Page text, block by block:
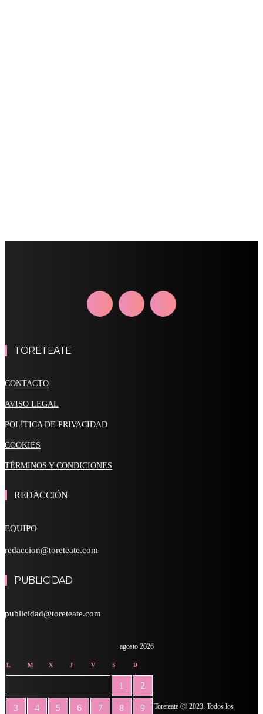
TORETEATE
CONTACTO
AVISO LEGAL
POLÍTICA DE PRIVACIDAD
COOKIES
TÉRMINOS Y CONDICIONES
REDACCIÓN
EQUIPO
redaccion@toreteate.com
PUBLICIDAD
publicidad@toreteate.com
agosto 2026
L M X J V S D
1 2
3 4 5 6 7 8 9
Toreteate Ⓒ 2023. Todos los